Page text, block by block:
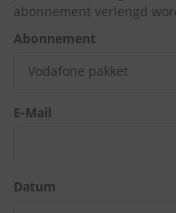
abonnement verlengd
Abonnement
E-Mail
Datum